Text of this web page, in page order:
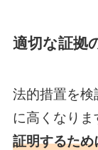
適切な証拠
法的措置を検
に高くなりま
証明するた